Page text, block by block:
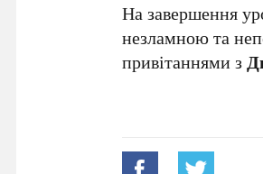
На завершення
незламною та
привітаннями з